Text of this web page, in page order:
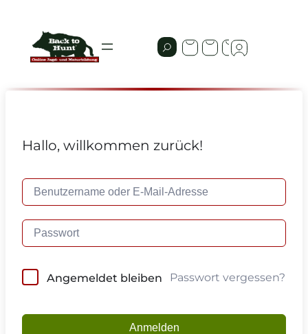
Hallo, willkommen zurück!
Angemeldet bleiben Passwort vergessen?
Anmelden